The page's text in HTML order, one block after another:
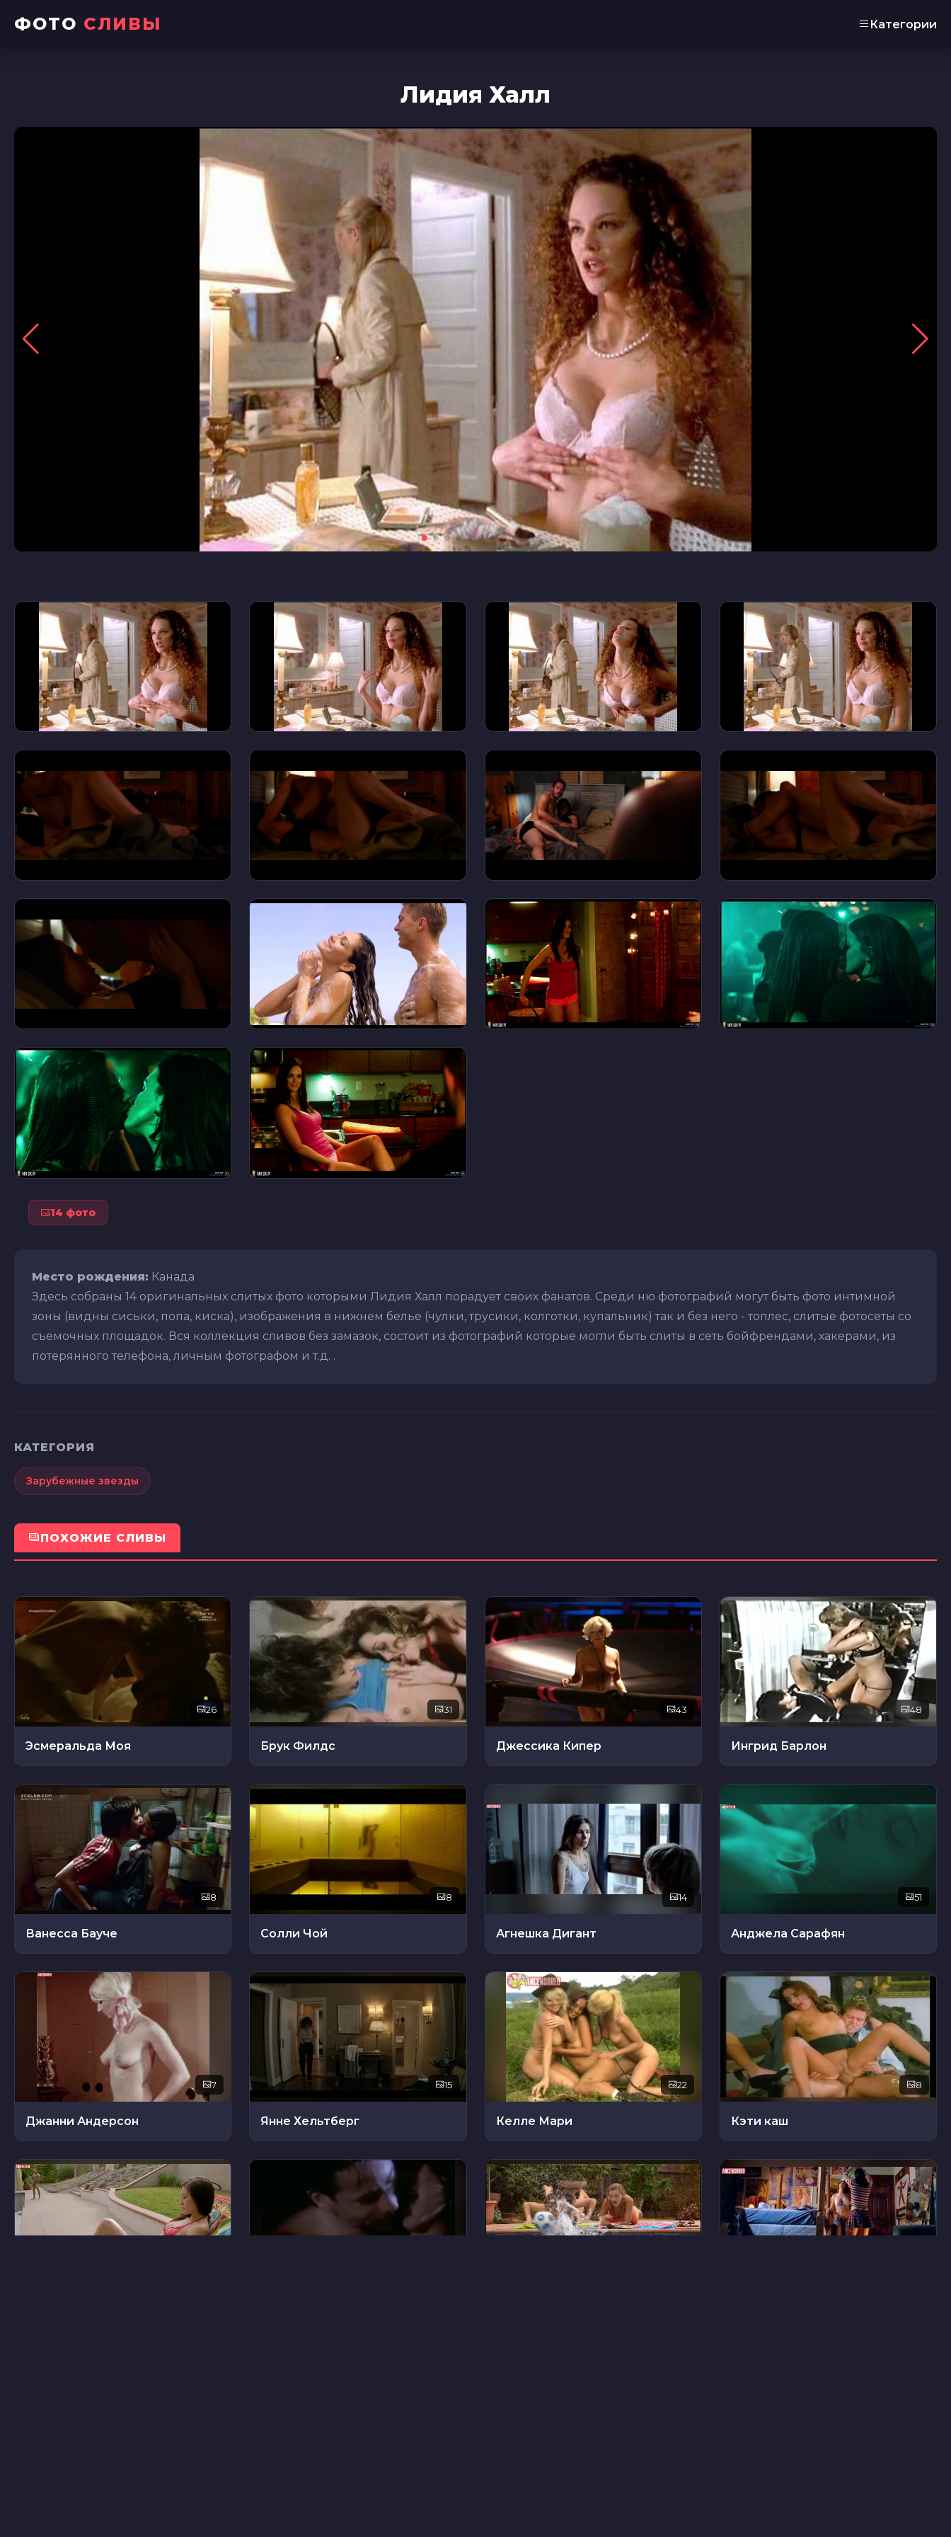
ФОТО СЛИВЫ Категории
Лидия Халл
14 фото
Место рождения: Канада
Здесь собраны 14 оригинальных слитых фото которыми Лидия Халл порадует своих фанатов. Среди ню фотографий могут быть фото интимной
зоны (видны сиськи, попа, киска), изображения в нижнем белье (чулки, трусики, колготки, купальник) так и без него - топлес, слитые фотосеты со
съемочных площадок. Вся коллекция сливов без замазок, состоит из фотографий которые могли быть слиты в сеть бойфрендами, хакерами, из
потерянного телефона, личным фотографом и т.д. .
КАТЕГОРИЯ
Зарубежные звезды
ПОХОЖИЕ СЛИВЫ
26
Эсмеральда Моя
31
Брук Филдс
43
Джессика Кипер
48
Ингрид Барлон
8
Ванесса Бауче
8
Солли Чой
14
Агнешка Дигант
51
Анджела Сарафян
7
Джанни Андерсон
15
Янне Хельтберг
22
Келле Мари
8
Кэти каш